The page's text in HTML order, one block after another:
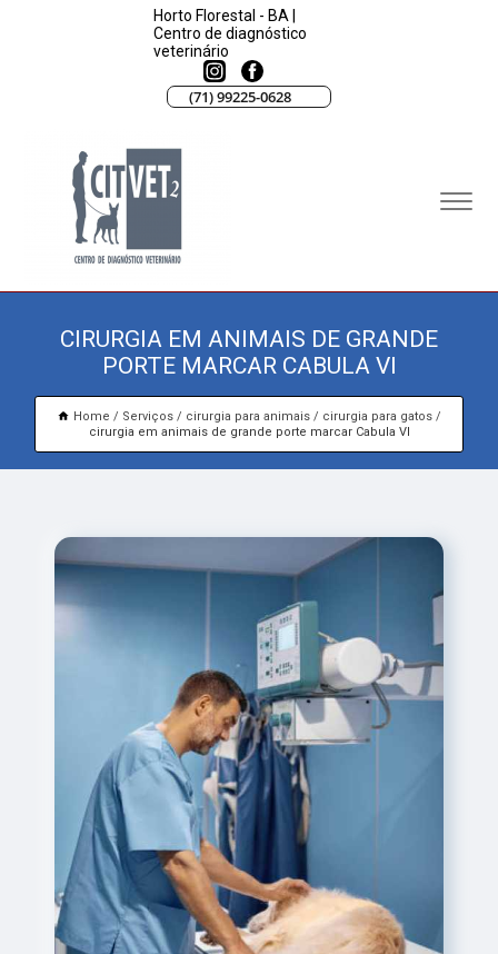
Horto Florestal - BA |
Centro de diagnóstico
veterinário
(71) 99225-0628
CIRURGIA EM ANIMAIS DE GRANDE
PORTE MARCAR CABULA VI
Home Serviços cirurgia para animais
cirurgia para gatos
cirurgia em animais de grande porte marcar Cabula VI